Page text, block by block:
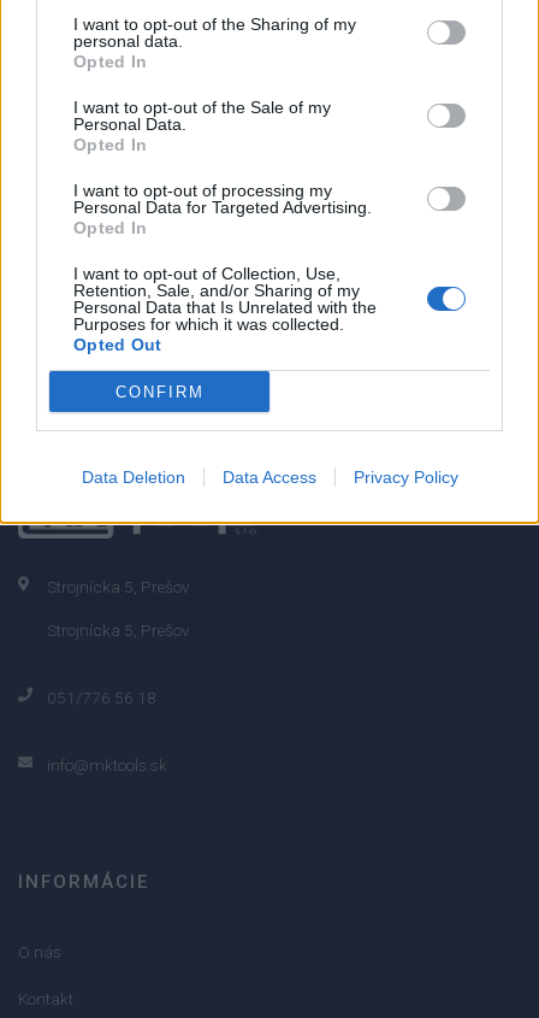
I want to opt-out of the Sharing of my
personal data.
Opted In
I want to opt-out of the Sale of my
Personal Data.
Opted In
I want to opt-out of processing my
Personal Data for Targeted Advertising.
Opted In
I want to opt-out of Collection, Use,
Retention, Sale, and/or Sharing of my
Personal Data that Is Unrelated with the
Purposes for which it was collected.
Opted Out
CONFIRM
Data Deletion Data Access Privacy Policy
zabrániť prístupu deťom, domácim a hospodárskym zvieratám.
Účinná látka: bendiokarb 1,92 g / kg margaréta stračkolistá,
výrobku Jednoduchá aplikácia. Okamžitá a účinná pomoc v boji
s mravcami. Pôsobenie po dobu 21 dní. Prevedenie: kryštalický
prášok.
0
0% zákazníkov odporúča produkt
2
Strojnícka 5, Prešov
Strojnícka 5, Prešov
051/776 56 18
info@mktools.sk
INFORMÁCIE
O nás
Kontakt